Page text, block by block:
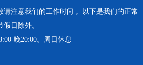
请注意我们的工作时间 。以下是我们的正常
日除外。
晚20:00。周日休息